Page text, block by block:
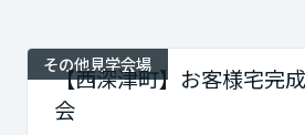
その他見学会場
【西深津町】お客様宅完
会